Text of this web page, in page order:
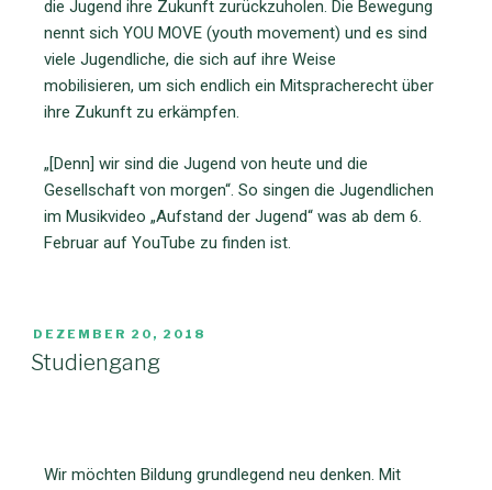
die Jugend ihre Zukunft zurückzuholen. Die Bewegung
nennt sich YOU MOVE (youth movement) und es sind
viele Jugendliche, die sich auf ihre Weise
mobilisieren, um sich endlich ein Mitspracherecht über
ihre Zukunft zu erkämpfen.
„[Denn] wir sind die Jugend von heute und die
Gesellschaft von morgen“. So singen die Jugendlichen
im Musikvideo „Aufstand der Jugend“ was ab dem 6.
Februar auf YouTube zu finden ist.
DEZEMBER 20, 2018
Studiengang
Wir möchten Bildung grundlegend neu denken. Mit